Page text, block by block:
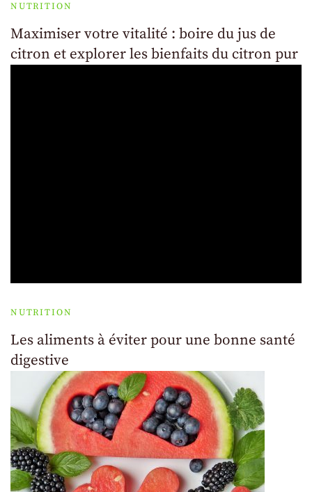
NUTRITION
Maximiser votre vitalité : boire du jus de
citron et explorer les bienfaits du citron pur
NUTRITION
Les aliments à éviter pour une bonne santé
digestive